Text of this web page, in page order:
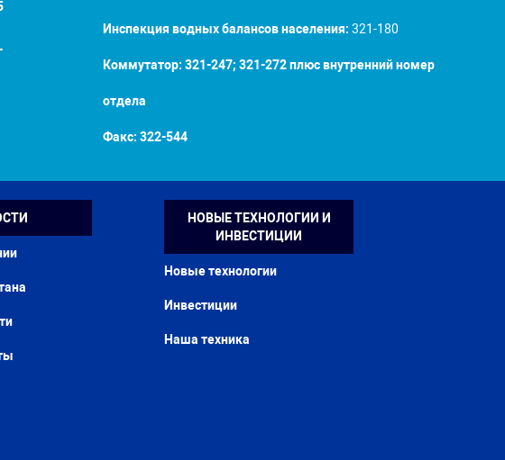
Инспекция водных балансов населения: 321-180
Коммутатор: 321-247; 321-272 плюс внутренний номер
отдела
Факс: 322-544
НОВЫЕ ТЕХНОЛОГИИ И
ИНВЕСТИЦИИ
Новые технологии
Инвестиции
Наша техника